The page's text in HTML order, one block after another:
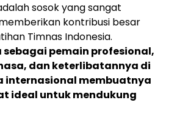
sosok yang sangat
kontribusi besar
Timnas Indonesia.
pemain profesional,
dan keterlibatannya di
internasional membuatnya
ideal untuk mendukung